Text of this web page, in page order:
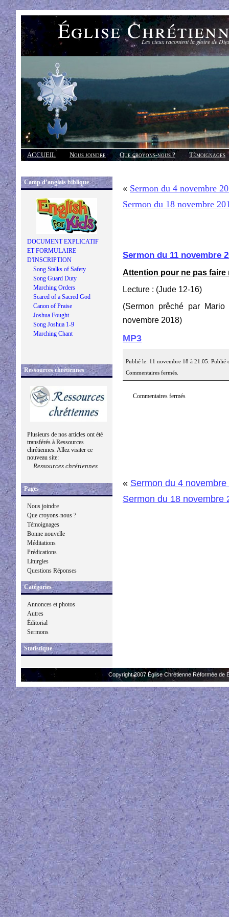
Église Les cieux racontent la gloire de
ACCUEIL Nous joindre Que croyons-nous ?
Témoignages
Réponses
Camp d’anglais biblique
DOCUMENT EXPLICATIF
ET FORMULAIRE
D'INSCRIPTION
Song Stalks of Safety
Song Guard Duty
Marching Orders
Scared of a Sacred God
Canon of Praise
Joshua Fought
Song Joshua 1-9
Marching Chant
Ressources chrétiennes
Plusieurs de nos articles ont été
transférés à Ressources
chrétiennes. Allez visiter ce
nouveau site:
Ressources chrétiennes
Pages
Nous joindre
Que croyons-nous ?
Témoignages
Bonne nouvelle
Méditations
Prédications
Liturgies
Questions Réponses
Catégories
Annonces et photos
Autres
Éditorial
Sermons
Statistique
« Sermon du 4 novembre
Sermon du 18 novembre
Sermon du 11 novembre
Attention pour ne pas faire
Lecture : (Jude 12-16)
(Sermon prêché par
novembre 2018)
MP3
Publié le: 11 novembre 18 à 21:05. Publié
Commentaires fermés.
Commentaires fermés
« Sermon du 4 novembre
Sermon du 18 novembre
Copyright 2007 Église Chrétienne Réformée de